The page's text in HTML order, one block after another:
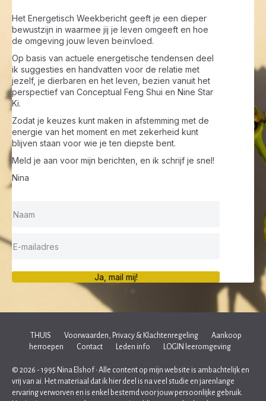
Het Energetisch Weekbericht geeft je een dieper
bewustzijn in waarmee jij je leven omgeeft en hoe
de omgeving jouw leven beïnvloed.
Op basis van actuele energetische tendensen deel
ik suggesties en handvatten voor de relatie met
jezelf, je dierbaren en het leven, bezien vanuit het
perspectief van Conceptual Feng Shui en Nine Star
Ki.
Zodat je keuzes kunt maken in afstemming met de
energie van het moment en met zekerheid kunt
blijven staan voor wie je ten diepste bent.
Meld je aan voor mijn berichten, en ik schrijf je snel!
Nina
Ja, mail mij!
THUIS Voorwaarden, Privacy & Klachtenregeling
Aankoop
herroepen
Contact Leden info LOGIN leeromgeving
© 2026 - 1995 Nina Elshof • Alle content op mijn website is ambachtelijk en
vrij van ai. Het materiaal dat ik hier deel is na veel studie en jarenlange
ervaring verworven en is enkel bestemd voor jouw persoonlijke gebruik.